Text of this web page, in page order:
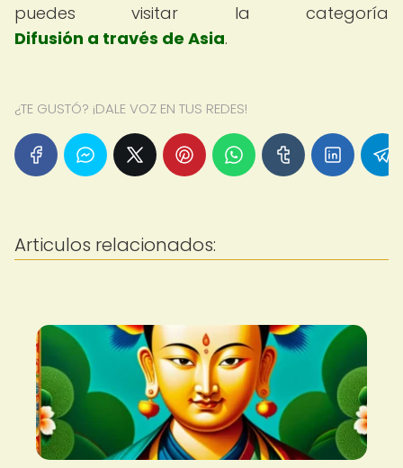
puedes visitar la categoría
Difusión a través de Asia.
¿TE GUSTÓ? ¡DALE VOZ EN TUS REDES!
Articulos relacionados: